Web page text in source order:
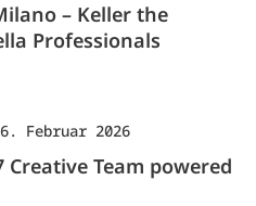
– Keller the
Professionals
Februar 2026
Creative Team powered